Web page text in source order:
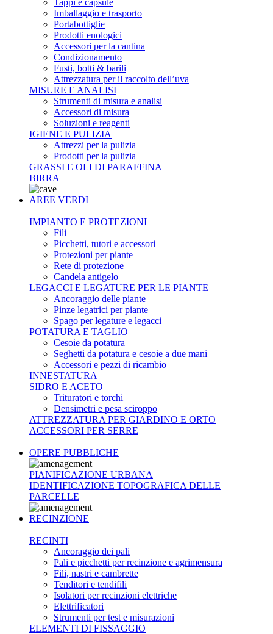
Tappi e capsule
Imballaggio e trasporto
Portabottiglie
Prodotti enologici
Accessori per la cantina
Condizionamento
Fusti, botti & barili
Attrezzatura per il raccolto dell’uva
MISURE E ANALISI
Strumenti di misura e analisi
Accessori di misura
Soluzioni e reagenti
IGIENE E PULIZIA
Attrezzi per la pulizia
Prodotti per la pulizia
GRASSI E OLI DI PARAFFINA
BIRRA
AREE VERDI
IMPIANTO E PROTEZIONI
Fili
Picchetti, tutori e accessori
Protezioni per piante
Rete di protezione
Candela antigelo
LEGACCI E LEGATURE PER LE PIANTE
Ancoraggio delle piante
Pinze legatrici per piante
Spago per legature e legacci
POTATURA E TAGLIO
Cesoie da potatura
Seghetti da potatura e cesoie a due mani
Accessori e pezzi di ricambio
INNESTATURA
SIDRO E ACETO
Trituratori e torchi
Densimetri e pesa sciroppo
ATTREZZATURA PER GIARDINO E ORTO
ACCESSORI PER SERRE
OPERE PUBBLICHE
PIANIFICAZIONE URBANA
IDENTIFICAZIONE TOPOGRAFICA DELLE
PARCELLE
RECINZIONE
RECINTI
Ancoraggio dei pali
Pali e picchetti per recinzione e agrimensura
Fili, nastri e cambrette
Tenditori e tendifili
Isolatori per recinzioni elettriche
Elettrificatori
Strumenti per test e misurazioni
ELEMENTI DI FISSAGGIO